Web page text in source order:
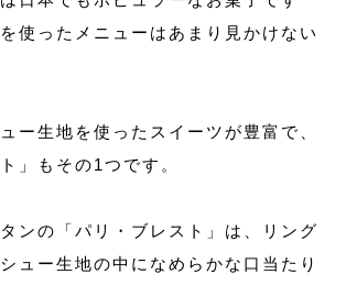
使ったメニューはあまり見かけない
ー生地を使ったスイーツが豊富で、
」もその1つです。
ンの「パリ・ブレスト」は、リング
ュー生地の中になめらかな口当たり